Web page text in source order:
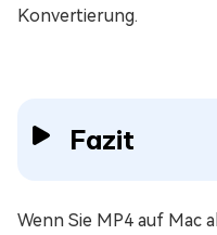
Konvertierung.
Fazit
Wenn Sie MP4 auf Mac